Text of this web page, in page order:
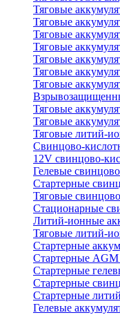
Тяговые
Тяговые
Тяговые
Тяговые
Тяговые
Тяговые
Тяговые
Тяговые
Тяговые
Тяговые литий-
Свинцово-
12V свинцово-
Гелевые
Стартерные
Тяговые
Стационарные
Литий-ионные
Тяговые литий-
Стартерные
Стартерные
Стартерные
Стартерные
Стартерные
Гелевые